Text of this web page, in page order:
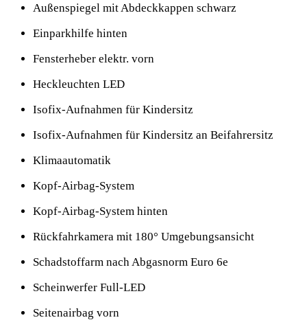
Außenspiegel mit Abdeckkappen schwarz
Einparkhilfe hinten
Fensterheber elektr. vorn
Heckleuchten LED
Isofix-Aufnahmen für Kindersitz
Isofix-Aufnahmen für Kindersitz an Beifahrersitz
Klimaautomatik
Kopf-Airbag-System
Kopf-Airbag-System hinten
Rückfahrkamera mit 180° Umgebungsansicht
Schadstoffarm nach Abgasnorm Euro 6e
Scheinwerfer Full-LED
Seitenairbag vorn